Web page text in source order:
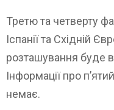
Третю та четверту
Іспанії та Східній
розташування буде
Інформації про
немає.